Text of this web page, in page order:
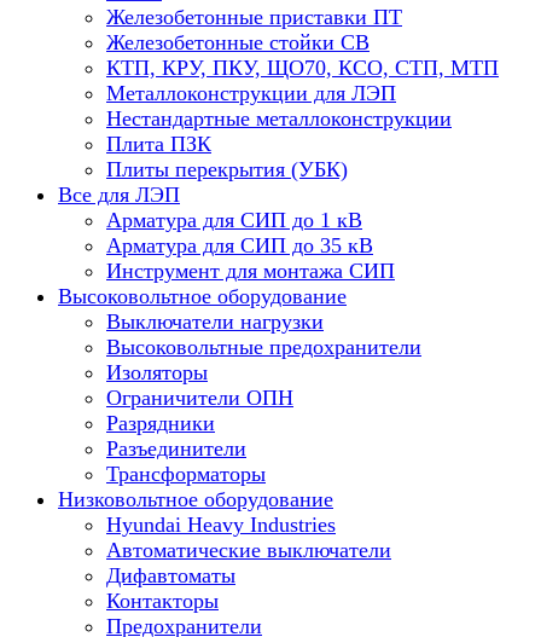
Железобетонные приставки ПТ
Железобетонные стойки СВ
КТП, КРУ, ПКУ, ЩО70, КСО, СТП, МТП
Металлоконструкции для ЛЭП
Нестандартные металлоконструкции
Плита ПЗК
Плиты перекрытия (УБК)
Все для ЛЭП
Арматура для СИП до 1 кВ
Арматура для СИП до 35 кВ
Инструмент для монтажа СИП
Высоковольтное оборудование
Выключатели нагрузки
Высоковольтные предохранители
Изоляторы
Ограничители ОПН
Разрядники
Разъединители
Трансформаторы
Низковольтное оборудование
Hyundai Heavy Industries
Автоматические выключатели
Дифавтоматы
Контакторы
Предохранители